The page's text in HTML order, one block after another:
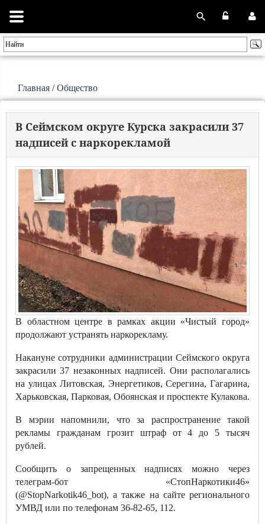
Главная /Общество
В Сеймском округе Курска закрасили 37
надписей с наркорекламой
В областном центре в рамках акции «Чистый город»
продолжают устранять наркорекламу.
Накануне сотрудники администрации Сеймского округа
закрасили 37 незаконных надписей. Они располагались
на улицах Литовская, Энергетиков, Серегина, Гагарина,
Харьковская, Парковая, Обоянская и проспекте Кулакова.
В мэрии напомнили, что за распространение такой
рекламы гражданам грозит штраф от 4 до 5 тысяч
рублей.
Сообщить о запрещенных надписях можно через
телеграм-бот «СтопНаркотики46»
(@StopNarkotik46_bot), а также на сайте регионального
УМВД или по телефонам 36-82-65, 112.